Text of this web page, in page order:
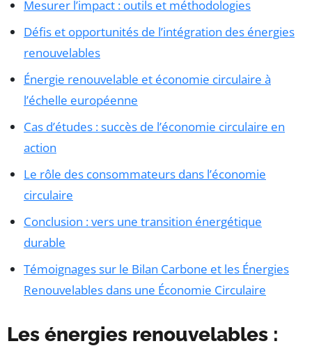
Mesurer l’impact : outils et méthodologies
Défis et opportunités de l’intégration des énergies
renouvelables
Énergie renouvelable et économie circulaire à
l’échelle européenne
Cas d’études : succès de l’économie circulaire en
action
Le rôle des consommateurs dans l’économie
circulaire
Conclusion : vers une transition énergétique
durable
Témoignages sur le Bilan Carbone et les Énergies
Renouvelables dans une Économie Circulaire
Les énergies renouvelables :